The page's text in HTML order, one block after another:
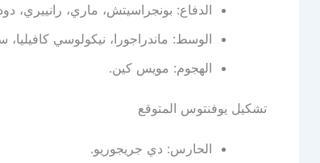
الدفاع: بونجراسيتش، ماري، رانييري،
الوسط: ماندراجورا، نيكولوسي
الهجوم: مويس كين.
تشكيل يوفنتوس المتوقع
الحارس: دي جريجوريو.